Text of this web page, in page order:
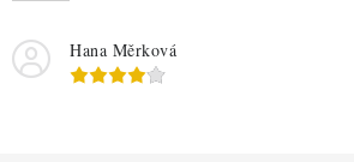
Hana Měrková